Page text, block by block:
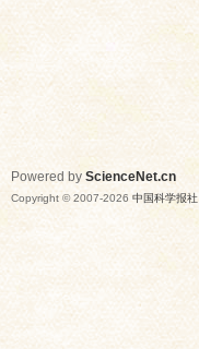
Powered by ScienceNet.cn
Copyright © 2007-2026 中国科学报社